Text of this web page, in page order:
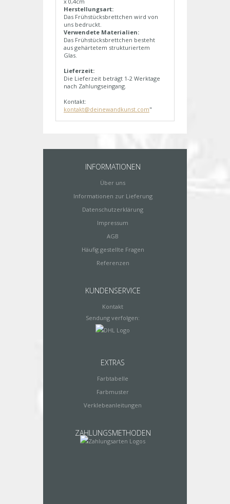
Herstellungsart:
Das Frühstücksbrettchen wird von
uns bedruckt.
Verwendete Materialien:
Das Frühstücksbrettchen besteht
aus gehärtetem strukturiertem
Glas.
Lieferzeit:
Die Lieferzeit beträgt 1-2 Werktage
nach Zahlungseingang.
Kontakt:
kontakt@deinewandkunst.com"
INFORMATIONEN
Über uns
Informationen zur Lieferung
Datenschutzerklärung
Impressum
AGB
Häufig gestellte Fragen
Referenzen
KUNDENSERVICE
Kontakt
Sendung verfolgen:
EXTRAS
Farbtabelle
Farbmuster
Verklebeanleitungen
ZAHLUNGSMETHODEN